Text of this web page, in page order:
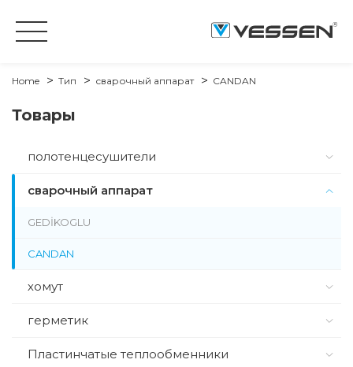
Home Тип сварочный аппарат CANDAN
Товары
полотенцесушители
сварочный аппарат
GEDİKOGLU
CANDAN
хомут
герметик
Пластинчатые теплообменники